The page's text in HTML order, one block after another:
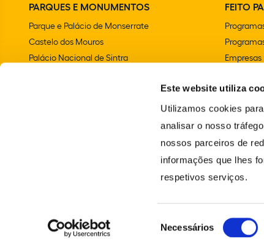
Este website utiliza
Utilizamos cookies
analisar o nosso
nossos parceiros de
informações que lhes
respetivos serviços.
Necessários
PARQUES E MONUMENTOS
Parque e Palácio de Monserrate
Castelo dos Mouros
Palácio Nacional de Sintra
Chalet e Jardim da Condessa d'Edla
FEITO
Empresas
© 2024 PARQUES DE SINTRA – MONTE DA LUA. TODOS OS DIREITOS